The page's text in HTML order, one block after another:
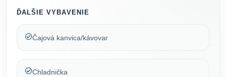
ĎALŠIE VYBAVENIE
Čajová kanvica/kávovar
Chladnička